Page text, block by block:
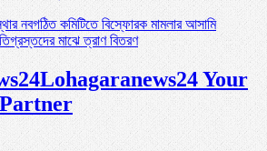
নবগঠিত কমিটিতে বিস্ফোরক মামলার আসামি
মাঝে ত্রাণ বিতরণ
Lohagaranews24 Your